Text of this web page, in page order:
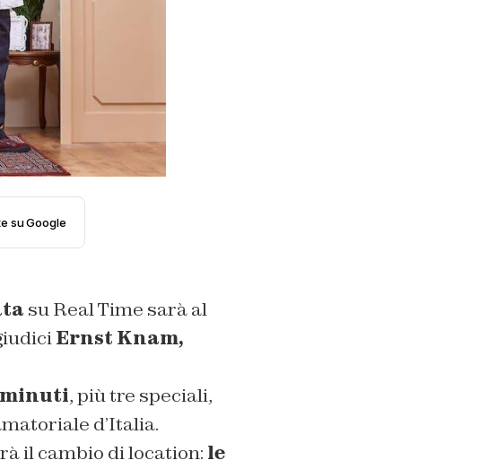
su Google
su Real Time sarà al
Ernst Knam,
minuti, più tre speciali,
d’Italia.
il cambio di location: le